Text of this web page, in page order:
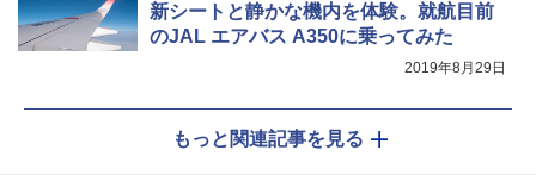
新シートと静かな機内を体験。就航目前
のJAL エアバス A350に乗ってみた
2019年8月29日
もっと関連記事を見る